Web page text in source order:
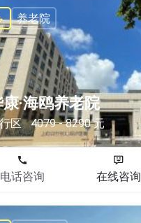
·海鸥养老院
区 4079 - 8290 元
养老院
电话咨询 在线咨询